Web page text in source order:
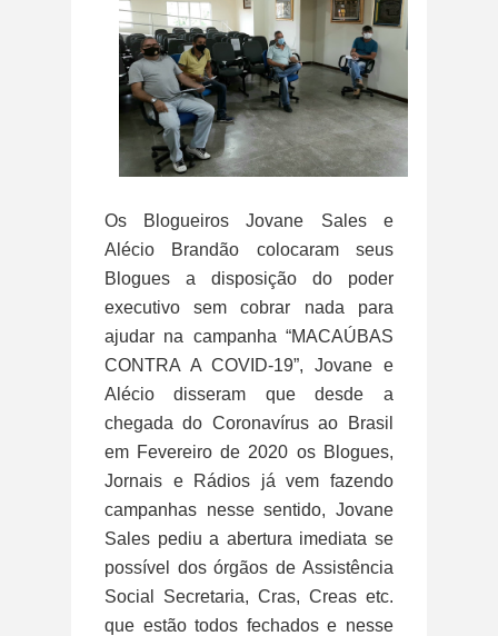
Os Blogueiros Jovane Sales e
Alécio Brandão colocaram seus
Blogues a disposição do poder
executivo sem cobrar nada para
ajudar na campanha “MACAÚBAS
CONTRA A COVID-19”, Jovane e
Alécio disseram que desde a
chegada do Coronavírus ao Brasil
em Fevereiro de 2020 os Blogues,
Jornais e Rádios já vem fazendo
campanhas nesse sentido, Jovane
Sales pediu a abertura imediata se
possível dos órgãos de Assistência
Social Secretaria, Cras, Creas etc.
que estão todos fechados e nesse